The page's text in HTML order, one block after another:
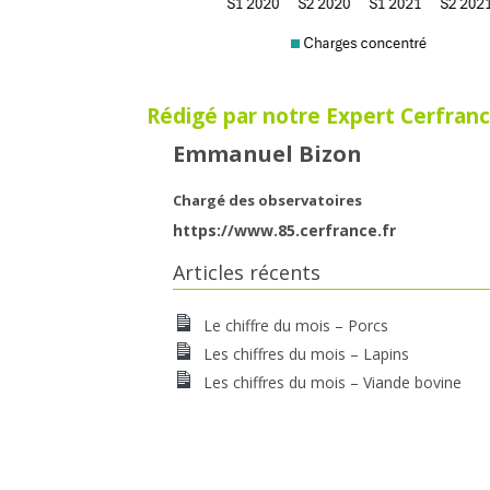
Rédigé par notre Expert
Emmanuel Bizon
Chargé des observatoires
https://www.85.cerfrance.fr
Articles récents
Le chiffre du mois – Porcs
Les chiffres du mois – Lapins
Les chiffres du mois – Viande bovine